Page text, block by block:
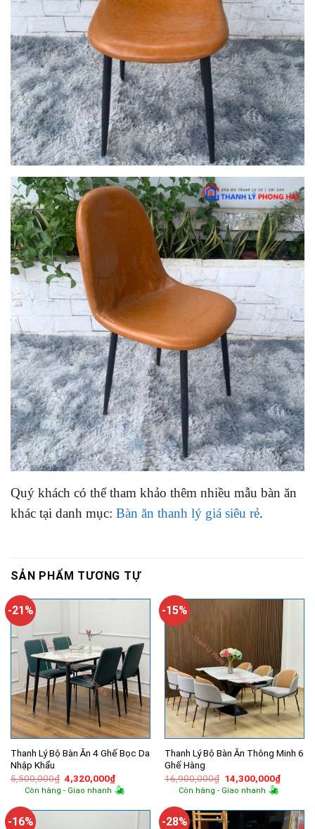
Quý khách có thể tham khảo thêm nhiều mẫu bàn ăn
khác tại danh mục: Bàn ăn thanh lý giá siêu rẻ.
SẢN PHẨM TƯƠNG TỰ
-21%
Thanh Lý Bộ Bàn Ăn 4 Ghế Bọc Da
Nhập Khẩu
5,500,000₫ Giá
gốc
là:
4,320,000₫Giá
hiện
tại
4,320,000₫.
Còn hàng - Giao nhanh
-15%
Thanh Lý Bộ Bàn Ăn Thông Minh 6
Ghế Hàng
16,900,000₫ Giá
gốc
là:
14,300,000₫Giá
hiện
Còn hàng - Giao nhanh
-16% -28%